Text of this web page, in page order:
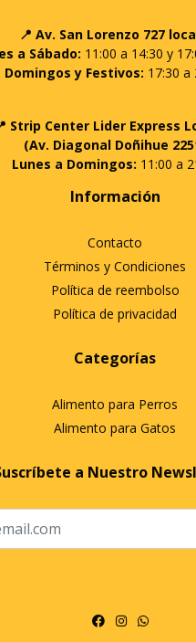
📍 Av. San Lorenzo 727
a Sábado: 11:00 a 14:30 y
Domingos y Festivos: 17:30 a
Strip Center Lider Express
(Av. Diagonal Doñihue
Lunes a Domingos: 11:00 a
Información
Contacto
Términos y Condiciones
Política de reembolso
Política de privacidad
Categorías
Alimento para Perros
Alimento para Gatos
a Nuestro